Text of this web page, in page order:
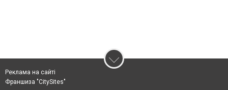
Реклама на сайті
Франшиза "CitySites"